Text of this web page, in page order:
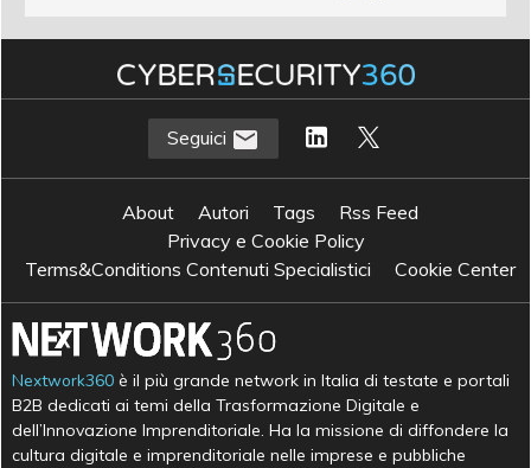
Seguici
About Autori Tags
Rss Feed
Privacy e Cookie Policy
Terms&Conditions Contenuti Specialistici
Cookie Center
Nextwork360 è il più grande network in Italia di testate e portali
B2B dedicati ai temi della Trasformazione Digitale e
dell’Innovazione Imprenditoriale. Ha la missione di diffondere la
cultura digitale e imprenditoriale nelle imprese e pubbliche